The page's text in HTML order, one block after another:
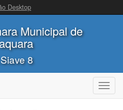
Desktop
Municipal de
8